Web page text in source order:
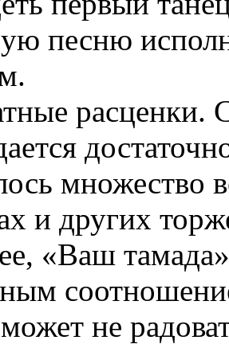
песню
расценки.
множество
и других
«Ваш
не